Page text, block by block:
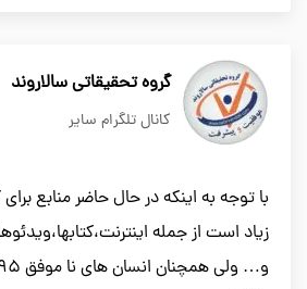
گروه تحقیقاتی سالاروند
کانال تلگرام سایر
با توجه به اینکه در حال حاضر منابع
زیاد است از جمله